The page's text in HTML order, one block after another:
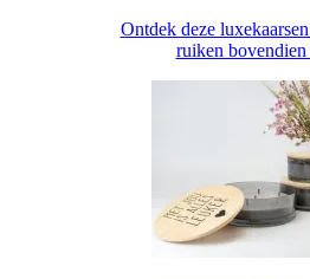
Ontdek deze
ruiken